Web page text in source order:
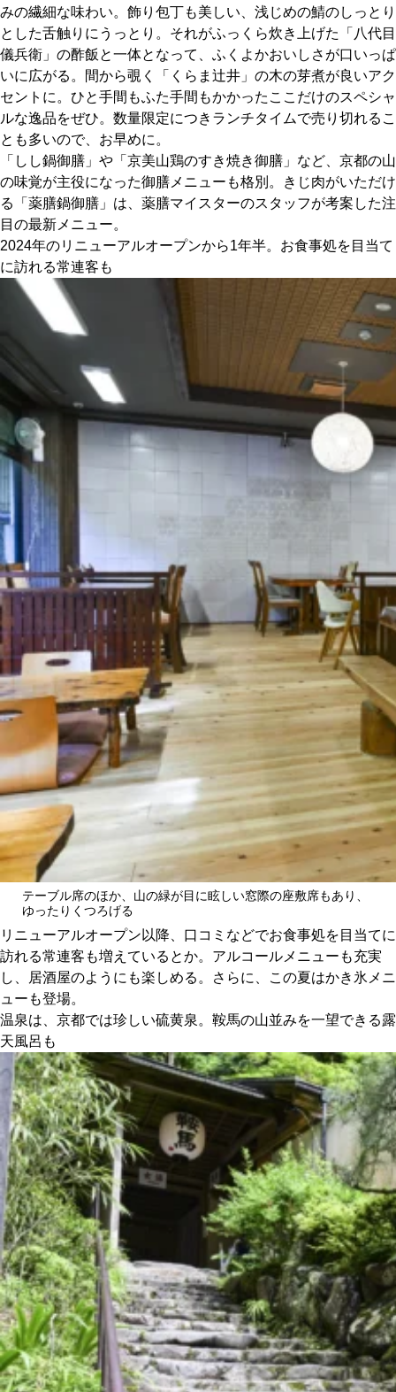
みの繊細な味わい。飾り包丁も美しい、浅じめの鯖のしっとり
とした舌触りにうっとり。それがふっくら炊き上げた「八代目
儀兵衛」の酢飯と一体となって、ふくよかおいしさが口いっぱ
いに広がる。間から覗く「くらま辻井」の木の芽煮が良いアク
セントに。ひと手間もふた手間もかかったここだけのスペシャ
ルな逸品をぜひ。数量限定につきランチタイムで売り切れるこ
とも多いので、お早めに。
「しし鍋御膳」や「京美山鶏のすき焼き御膳」など、京都の山
の味覚が主役になった御膳メニューも格別。きじ肉がいただけ
る「薬膳鍋御膳」は、薬膳マイスターのスタッフが考案した注
目の最新メニュー。
2024年のリニューアルオープンから1年半。お食事処を目当て
に訪れる常連客も
テーブル席のほか、山の緑が目に眩しい窓際の座敷席もあり、
ゆったりくつろげる
リニューアルオープン以降、口コミなどでお食事処を目当てに
訪れる常連客も増えているとか。アルコールメニューも充実
し、居酒屋のようにも楽しめる。さらに、この夏はかき氷メニ
ューも登場。
温泉は、京都では珍しい硫黄泉。鞍馬の山並みを一望できる露
天風呂も